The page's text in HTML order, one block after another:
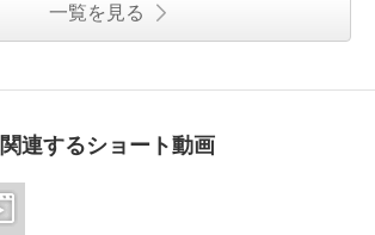
一覧を見る
関連するショート動画